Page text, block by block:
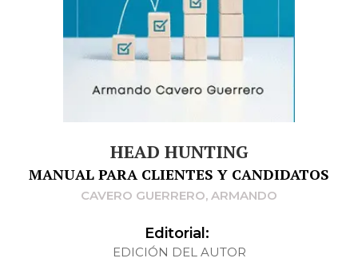
HEAD HUNTING
MANUAL PARA CLIENTES Y CANDIDATOS
CAVERO GUERRERO, ARMANDO
Editorial:
EDICIÓN DEL AUTOR